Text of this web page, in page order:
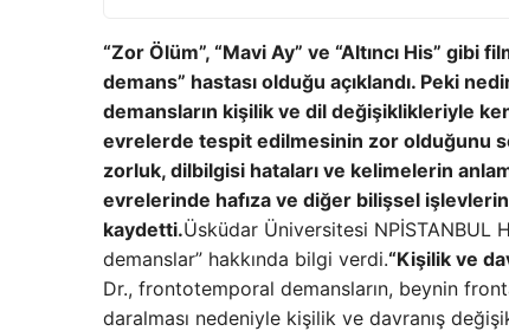
“Zor Ölüm”, “Mavi Ay” ve “Altıncı His”
demans” hastası olduğu açıklandı. Peki
demansların kişilik ve dil değişiklikleriyle
evrelerde tespit edilmesinin zor olduğunu
zorluk, dilbilgisi hataları ve kelimelerin
evrelerinde hafıza ve diğer bilişsel
kaydetti.Üsküdar Üniversitesi NPİSTANBUL
demanslar” hakkında bilgi verdi.“Kişilik ve
Dr., frontotemporal demansların, beynin
daralması nedeniyle kişilik ve davranış